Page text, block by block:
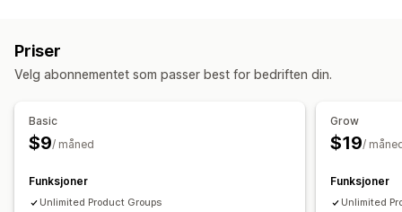
Datoer
Flervalg Radioknapper Tilpasset tekst Gaveinnpakking
Forhåndsvisning
Priser
Velg abonnementet som passer best for bedriften din.
Basic
$9/ måned
Funksjoner
Unlimited Product Groups
Grow
$19/
Funksjoner
Unlimited